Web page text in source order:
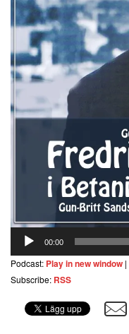
00:00
Podcast: Play in new window |
Subscribe: RSS